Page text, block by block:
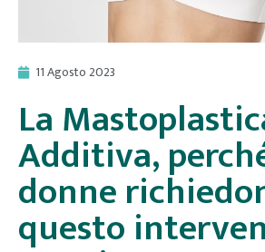
11 Agosto 2023
La
Additiva,
donne
questo